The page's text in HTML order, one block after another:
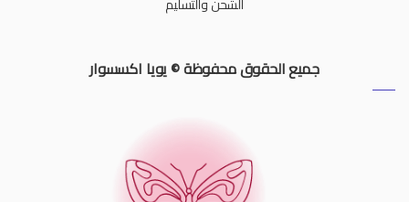
جميع الحقوق محفوظة © يويا اكسسوار